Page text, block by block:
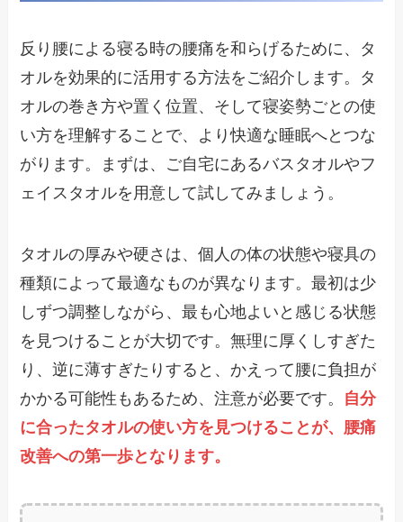
反り腰による寝る時の腰痛を和らげるために、タ
オルを効果的に活用する方法をご紹介します。タ
オルの巻き方や置く位置、そして寝姿勢ごとの使
い方を理解することで、より快適な睡眠へとつな
がります。まずは、ご自宅にあるバスタオルやフ
ェイスタオルを用意して試してみましょう。
タオルの厚みや硬さは、個人の体の状態や寝具の
種類によって最適なものが異なります。最初は少
しずつ調整しながら、最も心地よいと感じる状態
を見つけることが大切です。無理に厚くしすぎた
り、逆に薄すぎたりすると、かえって腰に負担が
かかる可能性もあるため、注意が必要です。 自分
に合ったタオルの使い方を見つけることが、腰痛
改善への第一歩となります。